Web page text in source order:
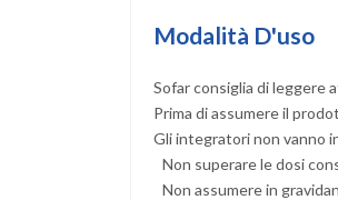
Modalità D'uso
Sofar consiglia di leggere
Prima di assumere il
Gli integratori non vanno
Non superare le dosi
Non assumere in